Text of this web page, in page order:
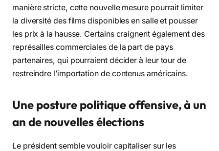
manière stricte, cette nouvelle mesure pourrait limiter
la diversité des films disponibles en salle et pousser
les prix à la hausse. Certains craignent également des
représailles commerciales de la part de pays
partenaires, qui pourraient décider à leur tour de
restreindre l’importation de contenus américains.
Une posture politique offensive, à un
an de nouvelles élections
Le président semble vouloir capitaliser sur les